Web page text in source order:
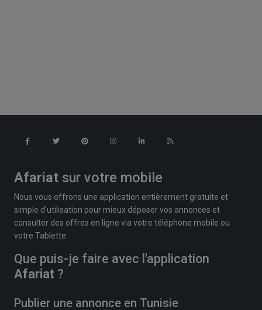
Afariat sur votre mobile
Nous vous offrons une application entièrement gratuite et
simple d'utilisation pour mieux déposer vos annonces et
consulter des offres en ligne via votre téléphone mobile ou
votre Tablette.
Que puis-je faire avec l'application
Afariat ?
Publier une annonce en Tunisie